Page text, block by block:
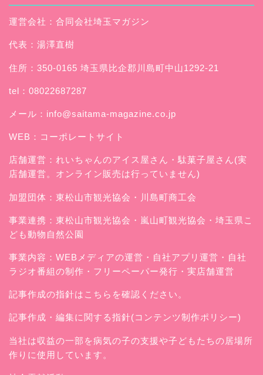
運営会社：合同会社埼玉マガジン
代表：湯澤直樹
住所：350-0165 埼玉県比企郡川島町中山1292-21
tel：08022687287
メール： info@saitama-magazine.co.jp
WEB： コーポレートサイト
店舗運営： れいちゃんのアイス屋さん ・駄菓子屋さん(実
店舗運営。オンライン販売は行っていません)
加盟団体：東松山市観光協会・川島町商工会
事業連携：東松山市観光協会・嵐山町観光協会・埼玉県こ
ども動物自然公園
事業内容：WEBメディアの運営・自社アプリ運営・自社
ラジオ番組の制作・フリーペーパー発行・実店舗運営
記事作成の指針はこちらを確認ください。
記事作成・編集に関する指針(コンテンツ制作ポリシー)
当社は収益の一部を病気の子の支援や子どもたちの居場所
作りに使用しています。